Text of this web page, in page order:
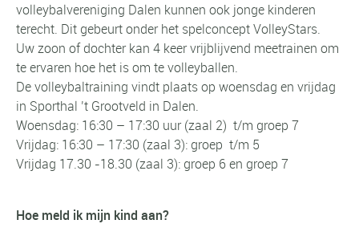
volleybalvereniging Dalen kunnen ook jonge kinderen
terecht. Dit gebeurt onder het spelconcept VolleyStars.
Uw zoon of dochter kan 4 keer vrijblijvend meetrainen om
te ervaren hoe het is om te volleyballen.
De volleybaltraining vindt plaats op woensdag en vrijdag
in Sporthal ’t Grootveld in Dalen.
Woensdag: 16:30 – 17:30 uur (zaal 2) t/m groep 7
Vrijdag: 16:30 – 17:30 (zaal 3): groep t/m 5
Vrijdag 17.30 -18.30 (zaal 3): groep 6 en groep 7
Hoe meld ik mijn kind aan?